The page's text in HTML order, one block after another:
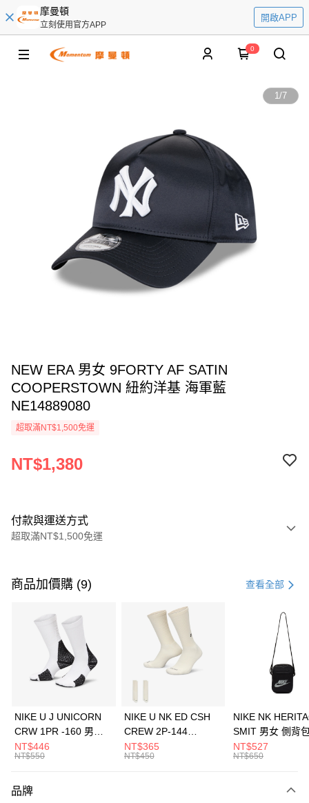
摩曼頓
立刻使用官方APP
開啟APP
0
1/7
NEW ERA 男女 9FORTY AF SATIN
COOPERSTOWN 紐約洋基 海軍藍
NE14889080
超取滿NT$1,500免運
NT$1,380
付款與運送方式
超取滿NT$1,500免運
信用卡一次付款
3 期 0 利率 每期 21家銀行
合作金庫商業銀行
第一商業銀行
華南商業銀行
彰化商業銀行
上海商業儲蓄銀行
元大商業銀行
台灣樂天信用卡公司
Apple Pay
全盈+PAY
AFTEE先享後付
【關於「AFTEE先享後付」】
商品加價購 (9) 查看全部
NIKE U J UNICORN
CRW 1PR -160 男女
中統襪 FZ3393100
NT$446
NT$550
NIKE U NK ED CSH
CREW 2P-144
EMBRDY 男女 短統襪
FZ3073133
NT$365
NT$450
NIKE NK
SMIT 男女 側背
BA5871010
NT$527
NT$650
品牌